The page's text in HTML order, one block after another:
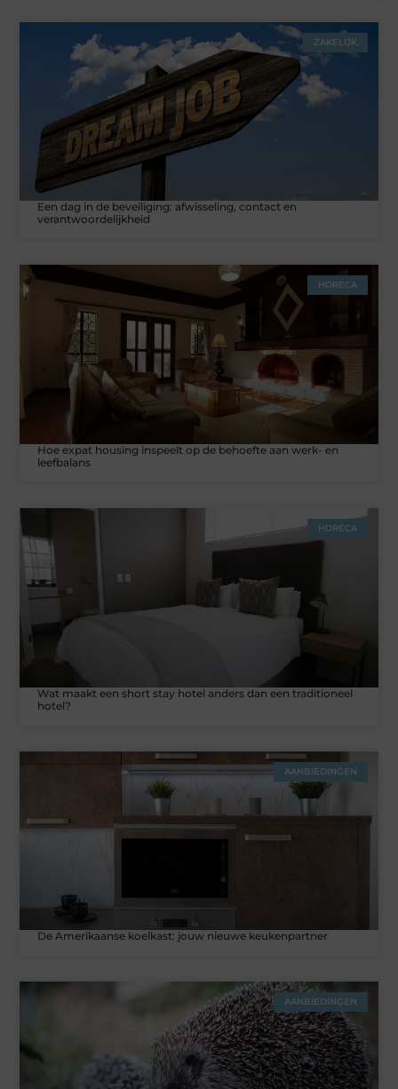
ZAKELIJK
Een dag in de beveiliging: afwisseling, contact en
verantwoordelijkheid
HORECA
Hoe expat housing inspeelt op de behoefte aan werk- en
leefbalans
HORECA
Wat maakt een short stay hotel anders dan een traditioneel
hotel?
AANBIEDINGEN
De Amerikaanse koelkast: jouw nieuwe keukenpartner
AANBIEDINGEN